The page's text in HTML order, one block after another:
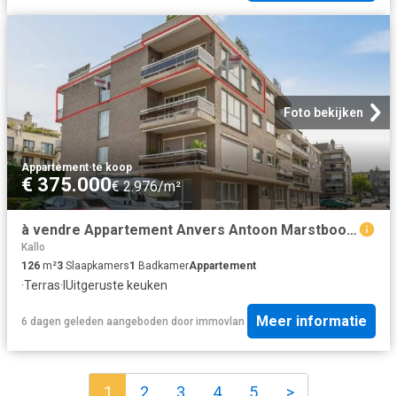
Foto bekijken
Appartement·te koop
€ 375.000€ 2.976/m²
à vendre Appartement Anvers Antoon Marstboomstraat
Kallo
126 m²3 Slaapkamers1 BadkamerAppartement
·Terras· IUitgeruste keuken
6 dagen geleden aangeboden door immovlan Meer informatie